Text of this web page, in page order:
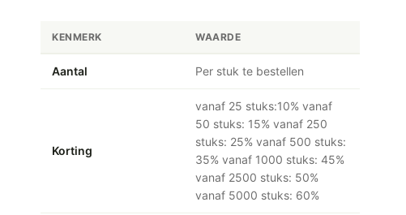
KENMERK WAARDE
Aantal Per stuk te bestellen
Korting
vanaf 25 stuks:10% vanaf
50 stuks: 15% vanaf 250
stuks: 25% vanaf 500 stuks:
35% vanaf 1000 stuks: 45%
vanaf 2500 stuks: 50%
vanaf 5000 stuks: 60%